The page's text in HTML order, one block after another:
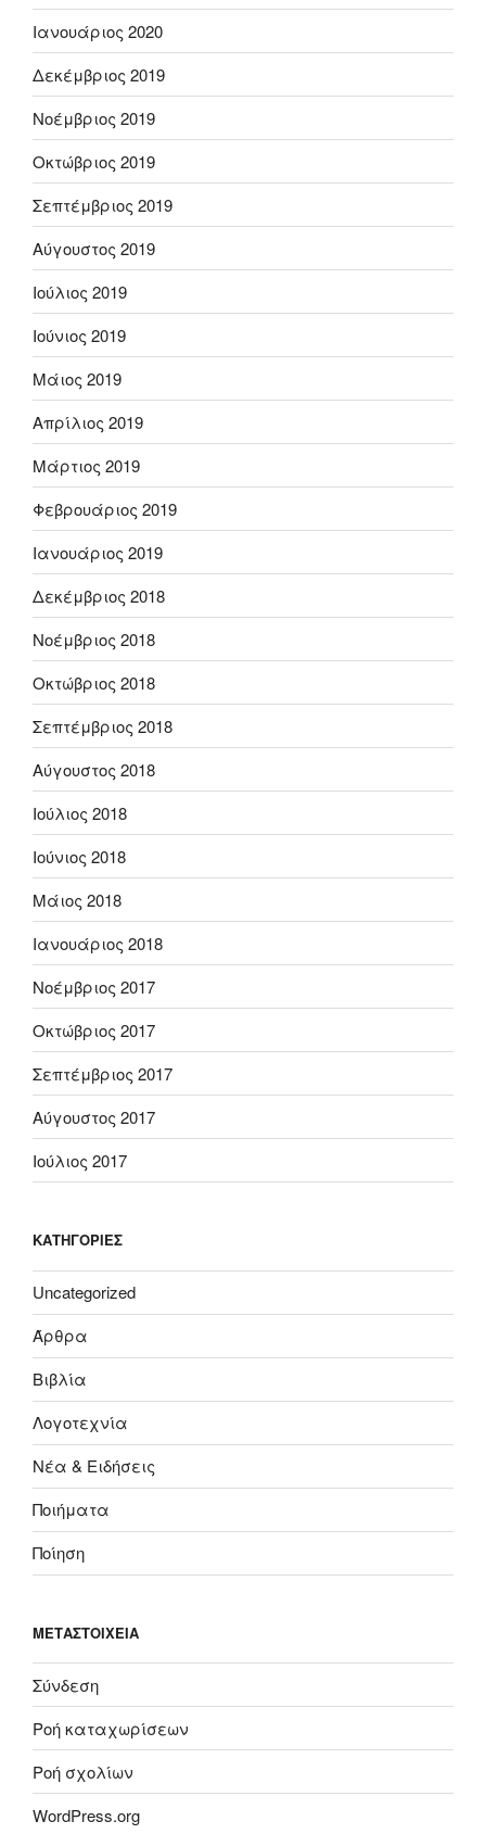
Ιανουάριος 2020
Δεκέμβριος 2019
Νοέμβριος 2019
Οκτώβριος 2019
Σεπτέμβριος 2019
Αύγουστος 2019
Ιούλιος 2019
Ιούνιος 2019
Μάιος 2019
Απρίλιος 2019
Μάρτιος 2019
Φεβρουάριος 2019
Ιανουάριος 2019
Δεκέμβριος 2018
Νοέμβριος 2018
Οκτώβριος 2018
Σεπτέμβριος 2018
Αύγουστος 2018
Ιούλιος 2018
Ιούνιος 2018
Μάιος 2018
Ιανουάριος 2018
Νοέμβριος 2017
Οκτώβριος 2017
Σεπτέμβριος 2017
Αύγουστος 2017
Ιούλιος 2017
KΑΤΗΓΟΡΊΕΣ
Uncategorized
Άρθρα
Βιβλία
Λογοτεχνία
Νέα & Ειδήσεις
Ποιήματα
Ποίηση
ΜΕΤΑΣΤΟΙΧΕΊΑ
Σύνδεση
Ροή καταχωρίσεων
Ροή σχολίων
WordPress.org